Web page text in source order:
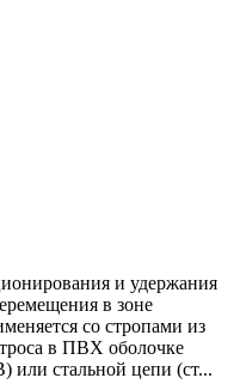
и удержания
в зоне
со стропами из
в ПВХ оболочке
или стальной цепи (ст...